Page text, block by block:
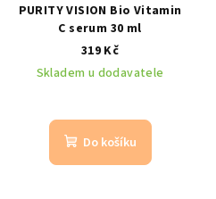
PURITY VISION Bio Vitamin
C serum 30 ml
319 Kč
Skladem u dodavatele
Do košíku